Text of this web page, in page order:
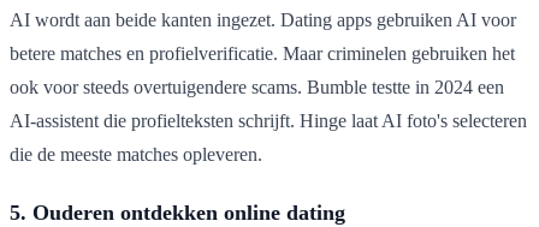
AI wordt aan beide kanten ingezet. Dating apps gebruiken AI voor
betere matches en profielverificatie. Maar criminelen gebruiken het
ook voor steeds overtuigendere scams. Bumble testte in 2024 een
AI-assistent die profielteksten schrijft. Hinge laat AI foto's selecteren
die de meeste matches opleveren.
5. Ouderen ontdekken online dating